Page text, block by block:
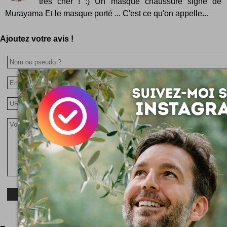
Murayama Et le masque porté ... C'est ce qu'on appelle...
Ajoutez votre avis !